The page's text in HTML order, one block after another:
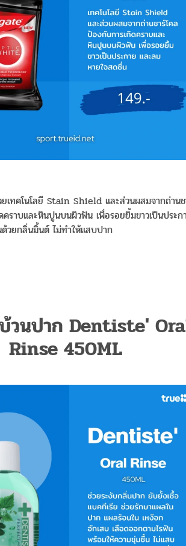
คโนโลยี Stain Shield และส่วนผสมจากถ่านช
คราบและหินปูนบนผิวฟัน เพื่อรอยยิ้มขาวเป็นประก
วยกลิ่นมิ้นต์ ไม่ทำให้แสบปาก
วนปาก Dentiste'
Rinse 450ML